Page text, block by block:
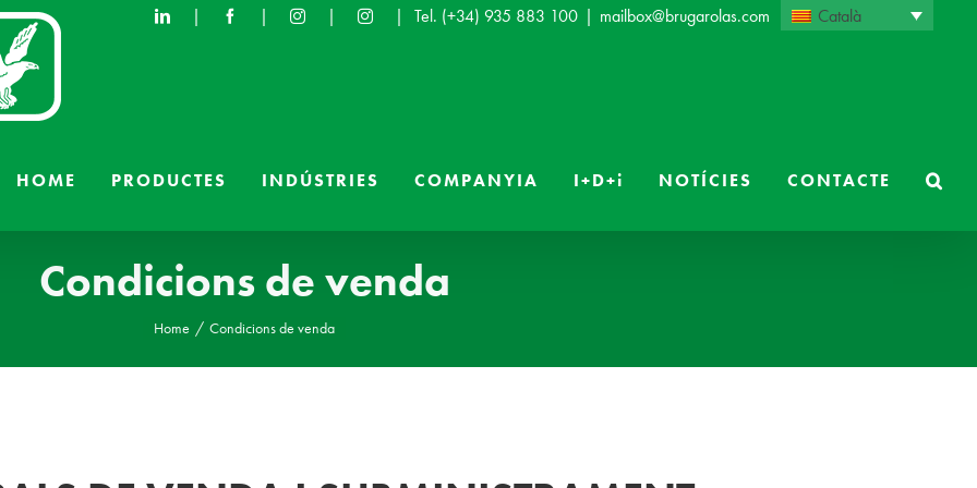
Català
| | | | Tel. (+34) 935 883 100 | mailbox@brugarolas.com
HOME PRODUCTES INDÚSTRIES COMPANYIA I+D+i NOTÍCIES CONTACTE
Condicions de venda
Home Condicions de venda